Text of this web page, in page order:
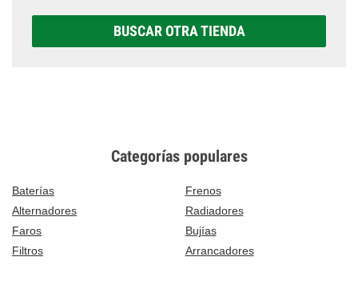
BUSCAR OTRA TIENDA
Categorías populares
Baterías
Frenos
Alternadores
Radiadores
Faros
Bujías
Filtros
Arrancadores